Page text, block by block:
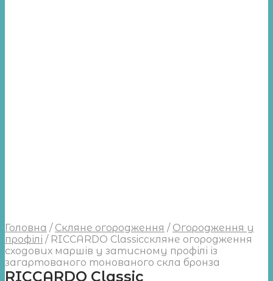
Головна / Скляне огородження / Огородження у
профілі /RICCARDO Classicскляне огородження
сходових маршів у затисному профілі із
загартованого тонованого скла бронза
RICCARDO Classic